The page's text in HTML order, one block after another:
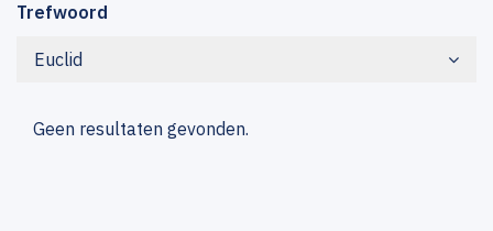
Trefwoord
Euclid
Geen resultaten gevonden.